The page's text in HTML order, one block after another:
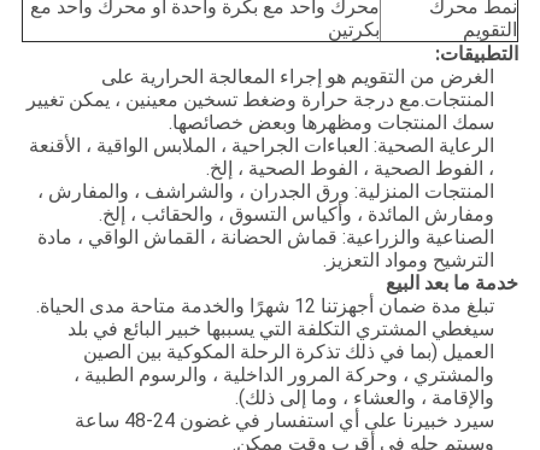
نمط محرك
التقويم
محرك واحد مع بكرة واحدة أو محرك واحد مع
بكرتين
التطبيقات:
الغرض من التقويم هو إجراء المعالجة الحرارية على
المنتجات.مع درجة حرارة وضغط تسخين معينين ، يمكن تغيير
سمك المنتجات ومظهرها وبعض خصائصها.
الرعاية الصحية: العباءات الجراحية ، الملابس الواقية ، الأقنعة
، الفوط الصحية ، الفوط الصحية ، إلخ.
المنتجات المنزلية: ورق الجدران ، والشراشف ، والمفارش ،
ومفارش المائدة ، وأكياس التسوق ، والحقائب ، إلخ.
الصناعية والزراعية: قماش الحضانة ، القماش الواقي ، مادة
الترشيح ومواد التعزيز.
خدمة ما بعد البيع
تبلغ مدة ضمان أجهزتنا 12 شهرًا والخدمة متاحة مدى الحياة.
سيغطي المشتري التكلفة التي يسببها خبير البائع في بلد
العميل (بما في ذلك تذكرة الرحلة المكوكية بين الصين
والمشتري ، وحركة المرور الداخلية ، والرسوم الطبية ،
والإقامة ، والعشاء ، وما إلى ذلك).
سيرد خبيرنا على أي استفسار في غضون 24-48 ساعة
وسيتم حله في أقرب وقت ممكن.